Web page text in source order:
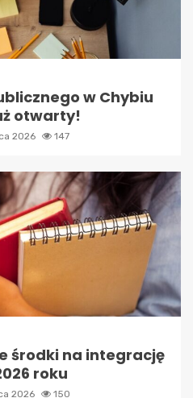
w Chybiu
otwarty!
2026 147
środki na integrację
roku
2026 150